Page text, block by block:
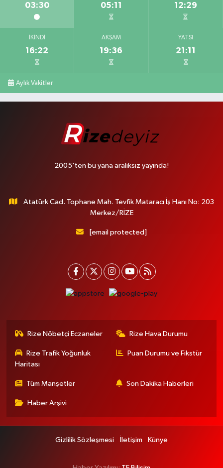
03:30 05:11 12:29
İKINDI
16:22
AKŞAM
19:36
YATSI
21:11
Aylık Vakitler
2005'ten bu yana aralıksız yayında!
Atatürk Cad. Tophane Mah. Tevfik Mataracı İş Hanı No: 203
Merkez/RİZE
[email protected]
Rize Nöbetçi Eczaneler Rize Hava Durumu
Rize Trafik Yoğunluk
Haritası
Puan Durumu ve Fikstür
Tüm Manşetler Son Dakika Haberleri
Haber Arşivi
Gizlilik Sözleşmesi İletişim Künye